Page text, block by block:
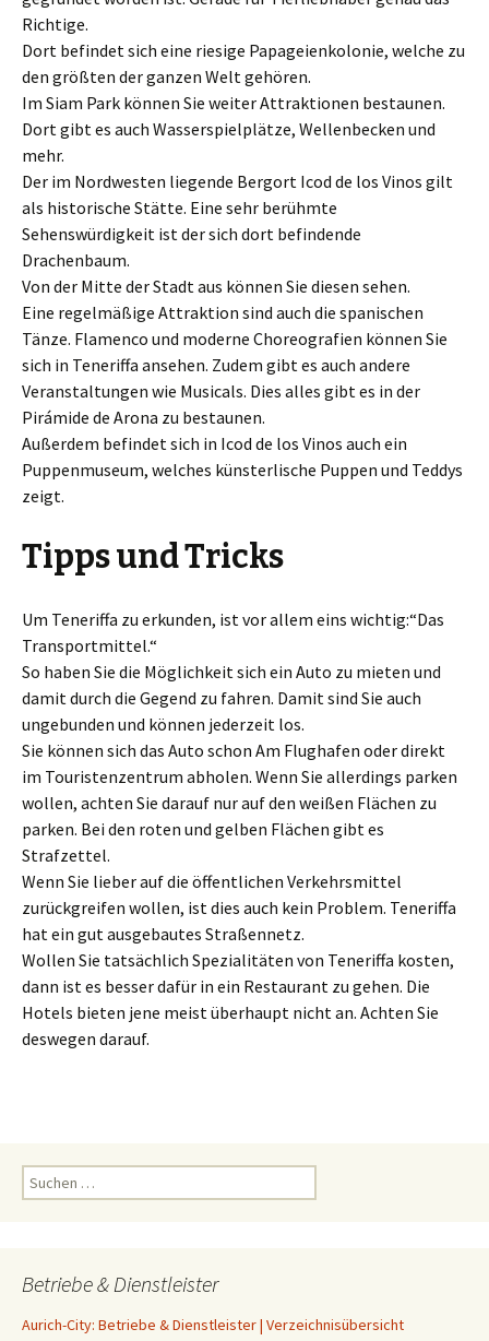
Richtige.
Dort befindet sich eine riesige Papageienkolonie, welche zu
den größten der ganzen Welt gehören.
Im Siam Park können Sie weiter Attraktionen bestaunen.
Dort gibt es auch Wasserspielplätze, Wellenbecken und
mehr.
Der im Nordwesten liegende Bergort Icod de los Vinos gilt
als historische Stätte. Eine sehr berühmte
Sehenswürdigkeit ist der sich dort befindende
Drachenbaum.
Von der Mitte der Stadt aus können Sie diesen sehen.
Eine regelmäßige Attraktion sind auch die spanischen
Tänze. Flamenco und moderne Choreografien können Sie
sich in Teneriffa ansehen. Zudem gibt es auch andere
Veranstaltungen wie Musicals. Dies alles gibt es in der
Pirámide de Arona zu bestaunen.
Außerdem befindet sich in Icod de los Vinos auch ein
Puppenmuseum, welches künsterlische Puppen und Teddys
zeigt.
Tipps und Tricks
Um Teneriffa zu erkunden, ist vor allem eins wichtig:“Das
Transportmittel.“
So haben Sie die Möglichkeit sich ein Auto zu mieten und
damit durch die Gegend zu fahren. Damit sind Sie auch
ungebunden und können jederzeit los.
Sie können sich das Auto schon Am Flughafen oder direkt
im Touristenzentrum abholen. Wenn Sie allerdings parken
wollen, achten Sie darauf nur auf den weißen Flächen zu
parken. Bei den roten und gelben Flächen gibt es
Strafzettel.
Wenn Sie lieber auf die öffentlichen Verkehrsmittel
zurückgreifen wollen, ist dies auch kein Problem. Teneriffa
hat ein gut ausgebautes Straßennetz.
Wollen Sie tatsächlich Spezialitäten von Teneriffa kosten,
dann ist es besser dafür in ein Restaurant zu gehen. Die
Hotels bieten jene meist überhaupt nicht an. Achten Sie
deswegen darauf.
Suchen
nach:
Betriebe & Dienstleister
Aurich-City: Betriebe & Dienstleister | Verzeichnisübersicht